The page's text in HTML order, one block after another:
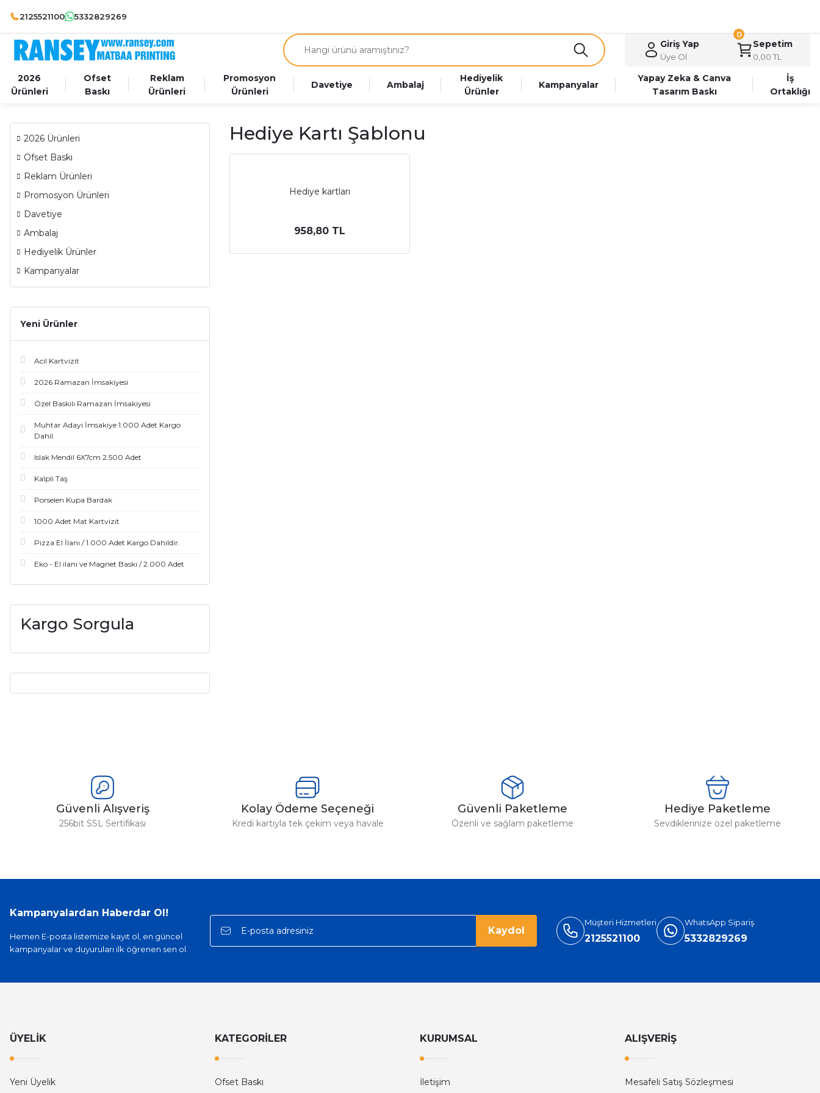
2125521100 5332829269
Giriş Yap
Üye Ol
Sepetim
0,00 TL
0
2026
Ürünleri
Ofset
Baskı
Reklam
Ürünleri
Promosyon
Ürünleri
Davetiye Ambalaj
Hediyelik
Ürünler
Kampanyalar
Yapay Zeka & Canva
Tasarım Baskı
İş
Ortaklığı
2026 Ürünleri
Ofset Baskı
Reklam Ürünleri
Promosyon Ürünleri
Davetiye
Ambalaj
Hediyelik Ürünler
Kampanyalar
Yeni Ürünler
Acil Kartvizit
2026 Ramazan İmsakiyesi
Özel Baskılı Ramazan İmsakiyesi
Muhtar Adayı İmsakiye 1.000 Adet Kargo
Dahil.
Islak Mendil 6X7cm 2.500 Adet
Kalpli Taş
Porselen Kupa Bardak
1000 Adet Mat Kartvizit
Pizza El İlanı / 1.000 Adet Kargo Dahildir.
Eko - El ilanı ve Magnet Baskı / 2.000 Adet
Kargo Sorgula
Hediye Kartı Şablonu
Hediye kartları
958,80 TL
Güvenli Alışveriş
256bit SSL Sertifikası
Kolay Ödeme Seçeneği
Kredi kartıyla tek çekim veya havale
Güvenli Paketleme
Özenli ve sağlam paketleme
Hediye Paketleme
Sevdiklerinize özel paketleme
Kampanyalardan Haberdar Ol!
Hemen E-posta listemize kayıt ol, en güncel
kampanyalar ve duyuruları ilk öğrenen sen ol.
Kaydol
Müşteri Hizmetleri
2125521100
WhatsApp Sipariş
5332829269
ÜYELİK
Yeni Üyelik
KATEGORİLER
Ofset Baskı
KURUMSAL
İletişim
ALIŞVERİŞ
Mesafeli Satış Sözleşmesi